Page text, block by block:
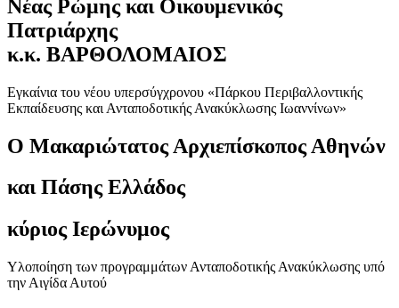
Νέας Ρώμης και Οικουμενικός
Πατριάρχης
κ.κ. ΒΑΡΘΟΛΟΜΑΙΟΣ
Εγκαίνια του νέου υπερσύγχρονου «Πάρκου Περιβαλλοντικής
Εκπαίδευσης και Ανταποδοτικής Ανακύκλωσης Ιωαννίνων»
Ο Μακαριώτατος Αρχιεπίσκοπος Αθηνών
και Πάσης Ελλάδος
κύριος Ιερώνυμος
Υλοποίηση των προγραμμάτων Ανταποδοτικής Ανακύκλωσης υπό
την Αιγίδα Αυτού